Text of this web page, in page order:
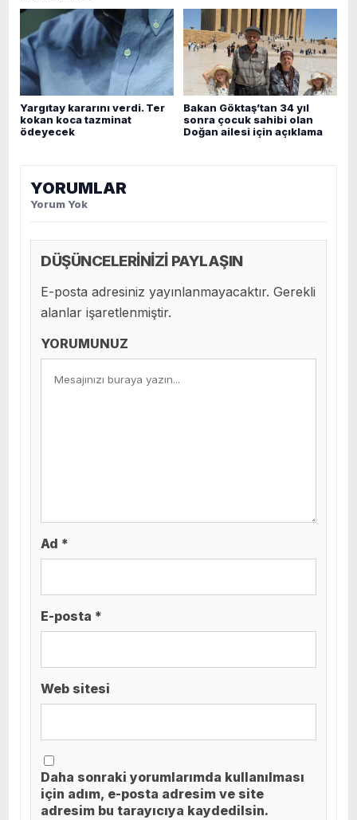
Yargıtay kararını verdi. Ter
kokan koca tazminat
ödeyecek
Bakan Göktaş’tan 34 yıl
sonra çocuk sahibi olan
Doğan ailesi için açıklama
YORUMLAR
Yorum Yok
DÜŞÜNCELERİNİZİ PAYLAŞIN
E-posta adresiniz yayınlanmayacaktır. Gerekli
alanlar işaretlenmiştir.
YORUMUNUZ
Ad *
E-posta *
Web sitesi
Daha sonraki yorumlarımda kullanılması
için adım, e-posta adresim ve site
adresim bu tarayıcıya kaydedilsin.